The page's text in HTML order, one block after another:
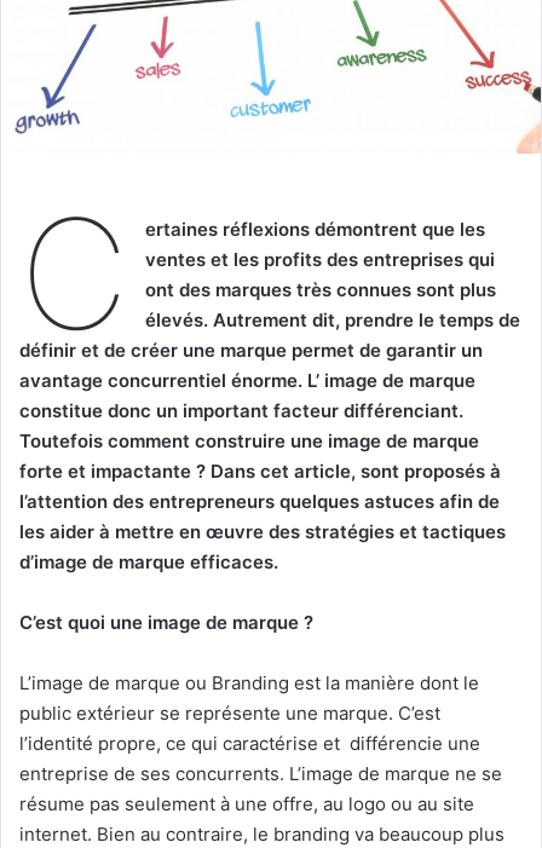
C
ertaines réflexions démontrent que les
ventes et les profits des entreprises qui
ont des marques très connues sont plus
élevés. Autrement dit, prendre le temps de
définir et de créer une marque permet de garantir un
avantage concurrentiel énorme. L’ image de marque
constitue donc un important facteur différenciant.
Toutefois comment construire une image de marque
forte et impactante ? Dans cet article, sont proposés à
l’attention des entrepreneurs quelques astuces afin de
les aider à mettre en œuvre des stratégies et tactiques
d’image de marque efficaces.
C’est quoi une image de marque ?
L’image de marque ou Branding est la manière dont le
public extérieur se représente une marque. C’est
l’identité propre, ce qui caractérise et différencie une
entreprise de ses concurrents. L’image de marque ne se
résume pas seulement à une offre, au logo ou au site
internet. Bien au contraire, le branding va beaucoup plus